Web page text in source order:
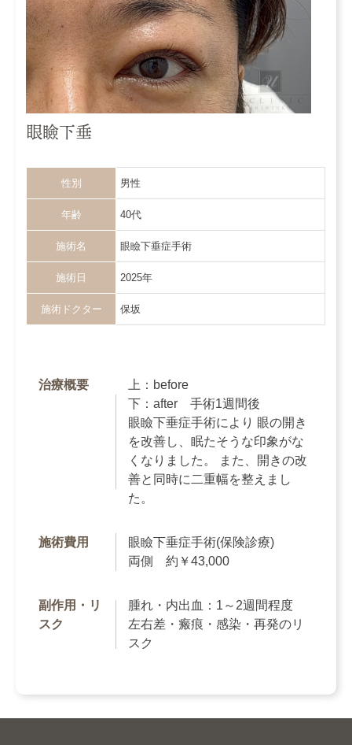
眼瞼下垂
性別 男性
年齢 40代
施術名 眼瞼下垂症手術
施術日 2025年
施術ドクター 保坂
治療概要
上：before
下：after 手術1週間後
眼瞼下垂症手術により 眼の開き
を改善し、眠たそうな印象がな
くなりました。 また、開きの改
善と同時に二重幅を整えまし
た。
施術費用
眼瞼下垂症手術(保険診療)
両側 約￥43,000
副作用・リ
スク
腫れ・内出血：1～2週間程度
左右差・瘢痕・感染・再発のリ
スク